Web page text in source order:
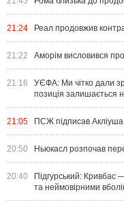
21:24 Реал продовжив
21:22 Аморім висловився
21:16
УЄФА: Ми чітко дали
позиція залишається
21:05 ПСЖ підписав
20:50 Ньюкасл розпочав
20:40
Підгурський: Кривбас
та неймовірними